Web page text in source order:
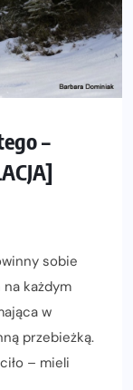
–
sobie
każdym
w
przebieżką.
– mieli